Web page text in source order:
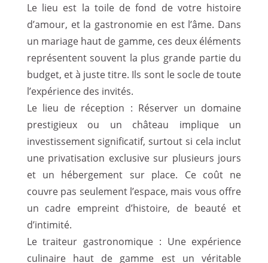
Le lieu est la toile de fond de votre histoire
d’amour, et la gastronomie en est l’âme. Dans
un mariage haut de gamme, ces deux éléments
représentent souvent la plus grande partie du
budget, et à juste titre. Ils sont le socle de toute
l’expérience des invités.
Le lieu de réception : Réserver un domaine
prestigieux ou un château implique un
investissement significatif, surtout si cela inclut
une privatisation exclusive sur plusieurs jours
et un hébergement sur place. Ce coût ne
couvre pas seulement l’espace, mais vous offre
un cadre empreint d’histoire, de beauté et
d’intimité.
Le traiteur gastronomique : Une expérience
culinaire haut de gamme est un véritable